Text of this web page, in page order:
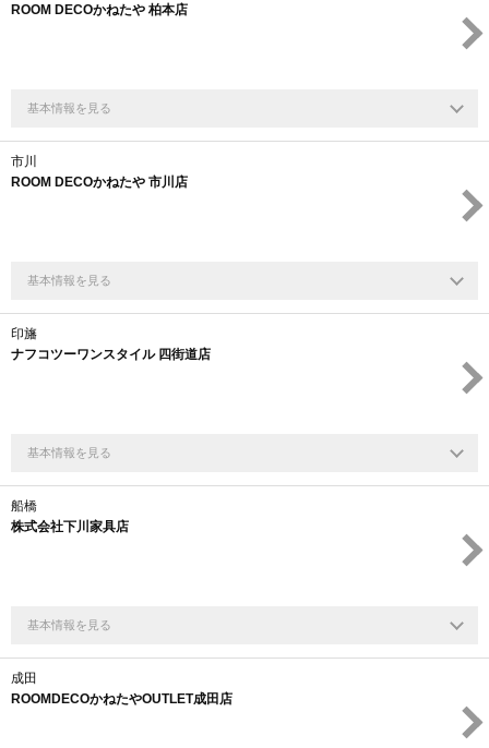
ROOM DECOかねたや 柏本店
基本情報を見る
市川
ROOM DECOかねたや 市川店
基本情報を見る
印旛
ナフコツーワンスタイル 四街道店
基本情報を見る
船橋
株式会社下川家具店
基本情報を見る
成田
ROOMDECOかねたやOUTLET成田店